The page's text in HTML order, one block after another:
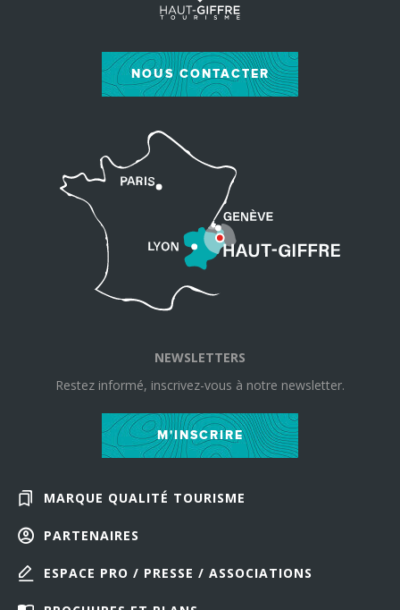
NOUS CONTACTER
NEWSLETTERS
Restez informé, inscrivez-vous à notre newsletter.
M'INSCRIRE
MARQUE QUALITÉ TOURISME
PARTENAIRES
ESPACE PRO / PRESSE / ASSOCIATIONS